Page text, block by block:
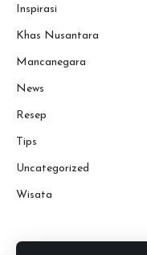
Inspirasi
Khas Nusantara
Mancanegara
News
Resep
Tips
Uncategorized
Wisata